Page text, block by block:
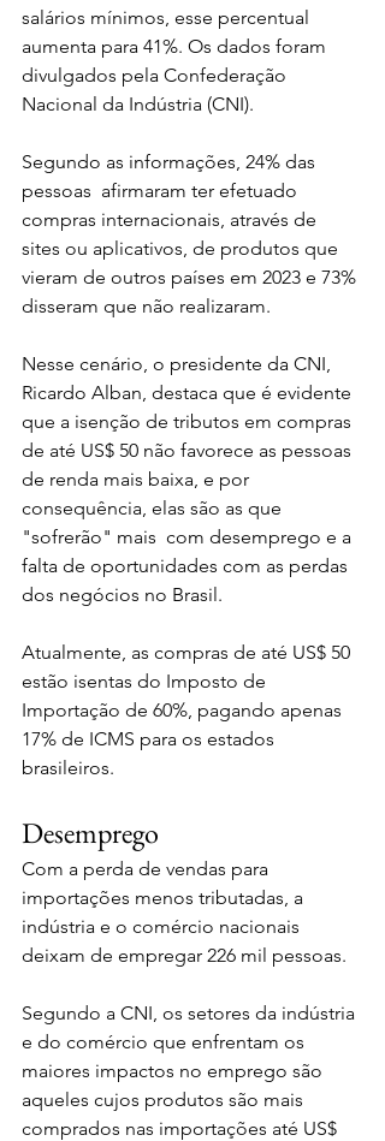
salários mínimos, esse percentual
aumenta para 41%. Os dados foram
divulgados pela Confederação
Nacional da Indústria (CNI).
Segundo as informações, 24% das
pessoas  afirmaram ter efetuado
compras internacionais, através de
sites ou aplicativos, de produtos que
vieram de outros países em 2023 e 73%
disseram que não realizaram.
Nesse cenário, o presidente da CNI,
Ricardo Alban, destaca que é evidente
que a isenção de tributos em compras
de até US$ 50 não favorece as pessoas
de renda mais baixa, e por
consequência, elas são as que
"sofrerão" mais  com desemprego e a
falta de oportunidades com as perdas
dos negócios no Brasil.
Atualmente, as compras de até US$ 50
estão isentas do Imposto de
Importação de 60%, pagando apenas
17% de ICMS para os estados
brasileiros.
Desemprego
Com a perda de vendas para
importações menos tributadas, a
indústria e o comércio nacionais
deixam de empregar 226 mil pessoas.
Segundo a CNI, os setores da indústria
e do comércio que enfrentam os
maiores impactos no emprego são
aqueles cujos produtos são mais
comprados nas importações até US$